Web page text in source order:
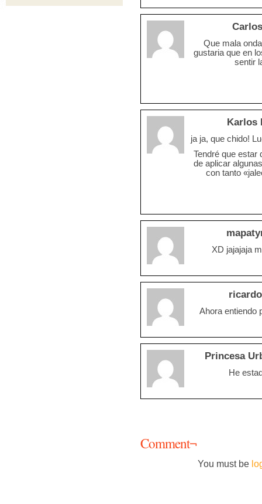
Carlos
Que mala
gustaria que en
sentir
Karlos
ja ja, que chido!
Tendré que estar
de aplicar
con tanto
XD jajajaja
ricardo
Ahora entiendo
Princesa
He
Comment¬
You must be